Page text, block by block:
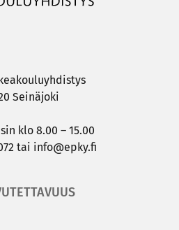
Sei­nä­jo­ki
klo 8.00 – 15.00
tai info@epky.fi